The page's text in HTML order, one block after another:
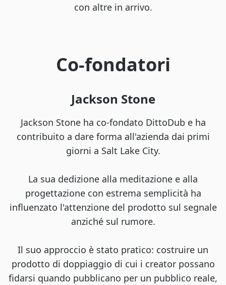
con altre in arrivo.
Co-fondatori
Jackson Stone
Jackson Stone ha co-fondato DittoDub e ha
contribuito a dare forma all'azienda dai primi
giorni a Salt Lake City.
La sua dedizione alla meditazione e alla
progettazione con estrema semplicità ha
influenzato l'attenzione del prodotto sul segnale
anziché sul rumore.
Il suo approccio è stato pratico: costruire un
prodotto di doppiaggio di cui i creator possano
fidarsi quando pubblicano per un pubblico reale,